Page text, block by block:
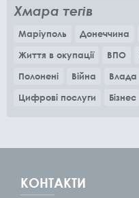
Хмара тегів
Маріуполь Донеччина
Життя в окупації
ВПО
Полонені
Війна Влада
Цифрові послуги
Бізнес
КОНТАКТИ